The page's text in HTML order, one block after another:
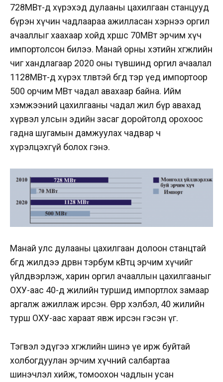
728МВт-д хүрэхэд дулааны цахилгаан станцууд
бүрэн хүчин чадлаараа ажилласан хэрнээ оргил
ачааллыг хаахаар хойд хөршөөс 70МВт эрчим хүч
импортолсон билээ. Манай орны хэтийн хөгжлийн
чиг хандлагаар 2020 оны түвшинд оргил ачаалал
1128МВт-д хүрэх төлөвтэй бөгөөд тэр үед импортоор
500 орчим МВт чадал авахаар байна. Ийм
хэмжээний цахилгааны чадал жил бүр авахад
хүрвэл улсын эдийн засаг доройтолд орохоос
гадна шугамын дамжуулах чадвар ч
хүрэлцэхгүй болох гэнэ.
Манай улс дулааны цахилгаан долоон станцтай
бөгөөд жилдээ дөрвөн тэрбум кВтц эрчим хүчийг
үйлдвэрлэж, харин оргил ачааллын цахилгааныг
ОХУ-аас 40-өөд жилийн туршид импортлох замаар
аргалж ажиллаж ирсэн. Өөрөөр хэлбэл, 40 жилийн
турш ОХУ-аас хараат явж ирсэн гэсэн үг.
Тэгвэл эдүгээ хөгжлийн шинэ үе ирж буйтай
холбогдуулан эрчим хүчний салбартаа
шинэчлэл хийж, томоохон чадлын усан